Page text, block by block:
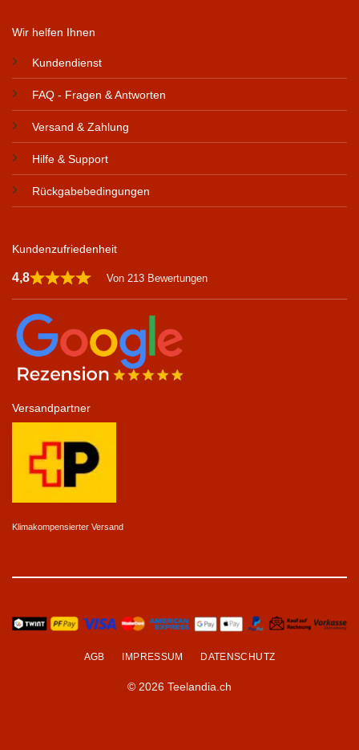
Wir helfen Ihnen
Kundendienst
FAQ - Fragen & Antworten
Versand & Zahlung
Hilfe & Support
Rückgabebedingungen
Kundenzufriedenheit
4,8 Von 213 Bewertungen
Versandpartner
Klimakompensierter Versand
AGB IMPRESSUM DATENSCHUTZ
© 2026 Teelandia.ch